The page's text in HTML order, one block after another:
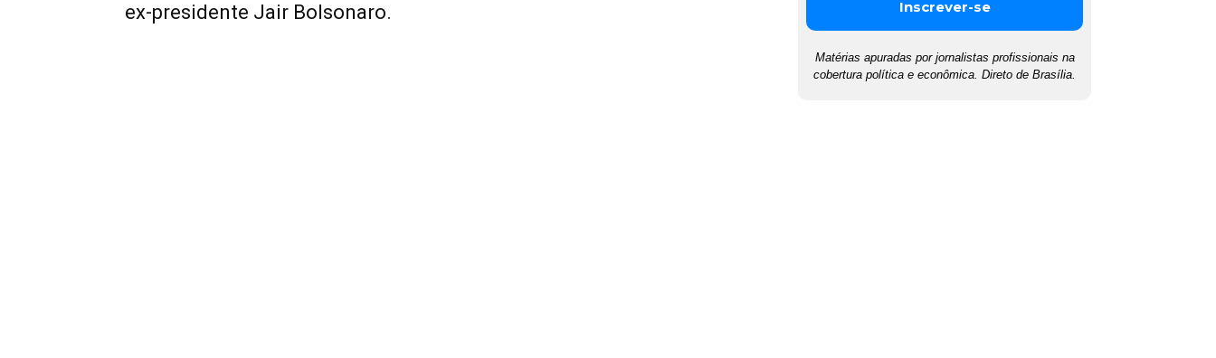
ex-presidente Jair Bolsonaro.
Matérias apuradas por jornalistas profissionais na
cobertura política e econômica. Direto de Brasília.